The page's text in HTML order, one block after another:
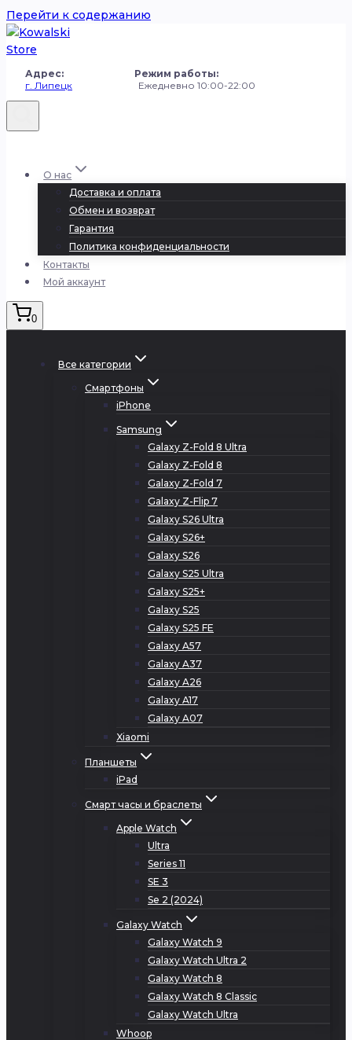
Перейти к содержанию
Адрес: Режим работы:
г. Липецк Ежедневно 10:00-22:00
О нас
Доставка и оплата
Обмен и возврат
Гарантия
Политика конфиденциальности
Контакты
Мой аккаунт
0
Все категории
Смартфоны
iPhone
Samsung
Galaxy Z-Fold 8 Ultra
Galaxy Z-Fold 8
Galaxy Z-Fold 7
Galaxy Z-Flip 7
Galaxy S26 Ultra
Galaxy S26+
Galaxy S26
Galaxy S25 Ultra
Galaxy S25+
Galaxy S25
Galaxy S25 FE
Galaxy A57
Galaxy A37
Galaxy A26
Galaxy A17
Galaxy A07
Xiaomi
Планшеты
iPad
Смарт часы и браслеты
Apple Watch
Ultra
Series 11
SE 3
Se 2 (2024)
Galaxy Watch
Galaxy Watch 9
Galaxy Watch Ultra 2
Galaxy Watch 8
Galaxy Watch 8 Classic
Galaxy Watch Ultra
Whoop